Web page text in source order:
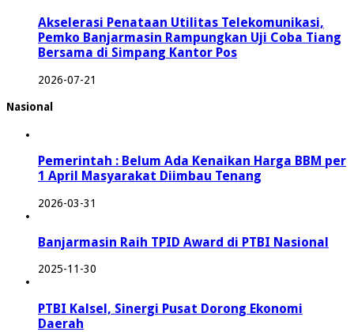
Akselerasi Penataan Utilitas Telekomunikasi,
Pemko Banjarmasin Rampungkan Uji Coba Tiang
Bersama di Simpang Kantor Pos
2026-07-21
Nasional
Pemerintah : Belum Ada Kenaikan Harga BBM per
1 April Masyarakat Diimbau Tenang
2026-03-31
Banjarmasin Raih TPID Award di PTBI Nasional
2025-11-30
PTBI Kalsel, Sinergi Pusat Dorong Ekonomi
Daerah